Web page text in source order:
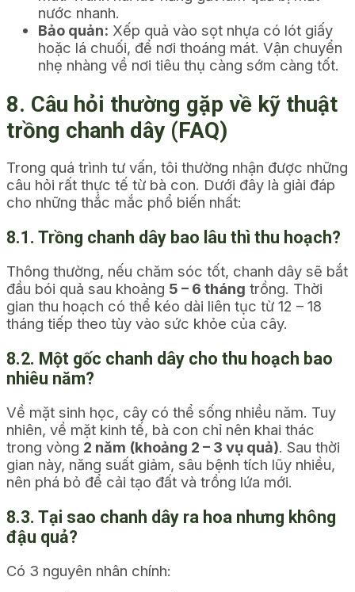
nước nhanh.
Bảo quản: Xếp quả vào sọt nhựa có lót giấy
hoặc lá chuối, để nơi thoáng mát. Vận chuyển
nhẹ nhàng về nơi tiêu thụ càng sớm càng tốt.
8. Câu hỏi thường gặp về kỹ thuật
trồng chanh dây (FAQ)
Trong quá trình tư vấn, tôi thường nhận được những
câu hỏi rất thực tế từ bà con. Dưới đây là giải đáp
cho những thắc mắc phổ biến nhất:
8.1. Trồng chanh dây bao lâu thì thu hoạch?
Thông thường, nếu chăm sóc tốt, chanh dây sẽ bắt
đầu bói quả sau khoảng 5 – 6 tháng trồng. Thời
gian thu hoạch có thể kéo dài liên tục từ 12 – 18
tháng tiếp theo tùy vào sức khỏe của cây.
8.2. Một gốc chanh dây cho thu hoạch bao
nhiêu năm?
Về mặt sinh học, cây có thể sống nhiều năm. Tuy
nhiên, về mặt kinh tế, bà con chỉ nên khai thác
trong vòng 2 năm (khoảng 2 – 3 vụ quả). Sau thời
gian này, năng suất giảm, sâu bệnh tích lũy nhiều,
nên phá bỏ để cải tạo đất và trồng lứa mới.
8.3. Tại sao chanh dây ra hoa nhưng không
đậu quả?
Có 3 nguyên nhân chính: